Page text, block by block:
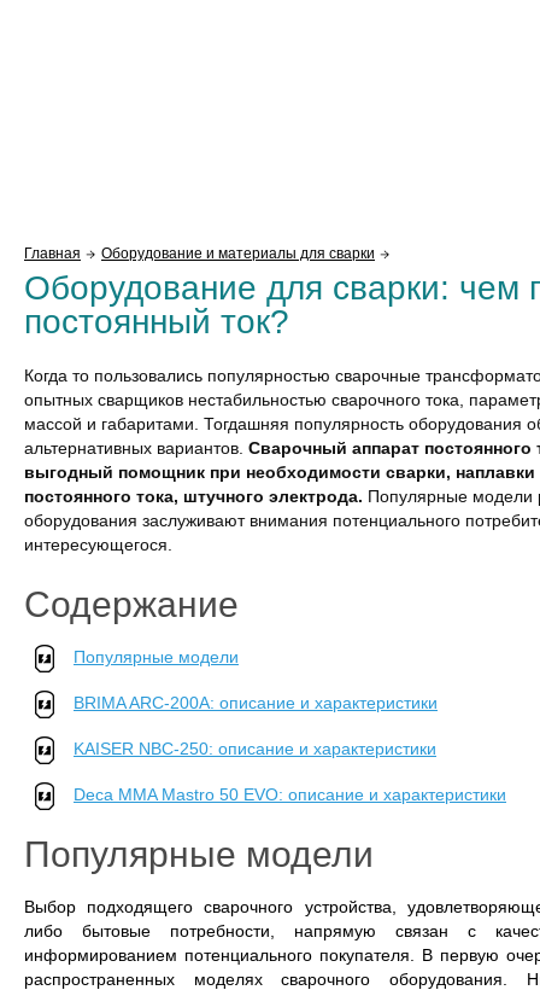
Главная Оборудование и материалы для сварки
Оборудование для сварки: чем
постоянный ток?
Когда то пользовались популярностью сварочные
опытных сварщиков нестабильностью сварочного тока,
массой и габаритами. Тогдашняя популярность оборудования
альтернативных вариантов. Сварочный аппарат
выгодный помощник при необходимости сварки,
постоянного тока, штучного электрода. Популярные модели
оборудования заслуживают внимания потенциального
интересующегося.
Содержание
Популярные модели
BRIMA ARC-200А: описание и характеристики
KAISER NBC-250: описание и характеристики
Deca MMA Mastro 50 EVO: описание и характеристики
Популярные модели
Выбор подходящего сварочного устройства,
либо бытовые потребности, напрямую связан с
информированием потенциального покупателя. В первую
распространенных моделях сварочного оборудования.